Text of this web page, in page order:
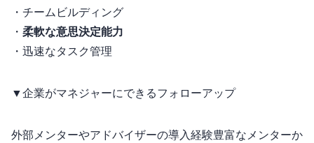
・チームビルディング
・ 柔軟な意思決定能力
・迅速なタスク管理
▼企業がマネジャーにできるフォローアップ
外部メンターやアドバイザーの導入: 経験豊富なメンターか